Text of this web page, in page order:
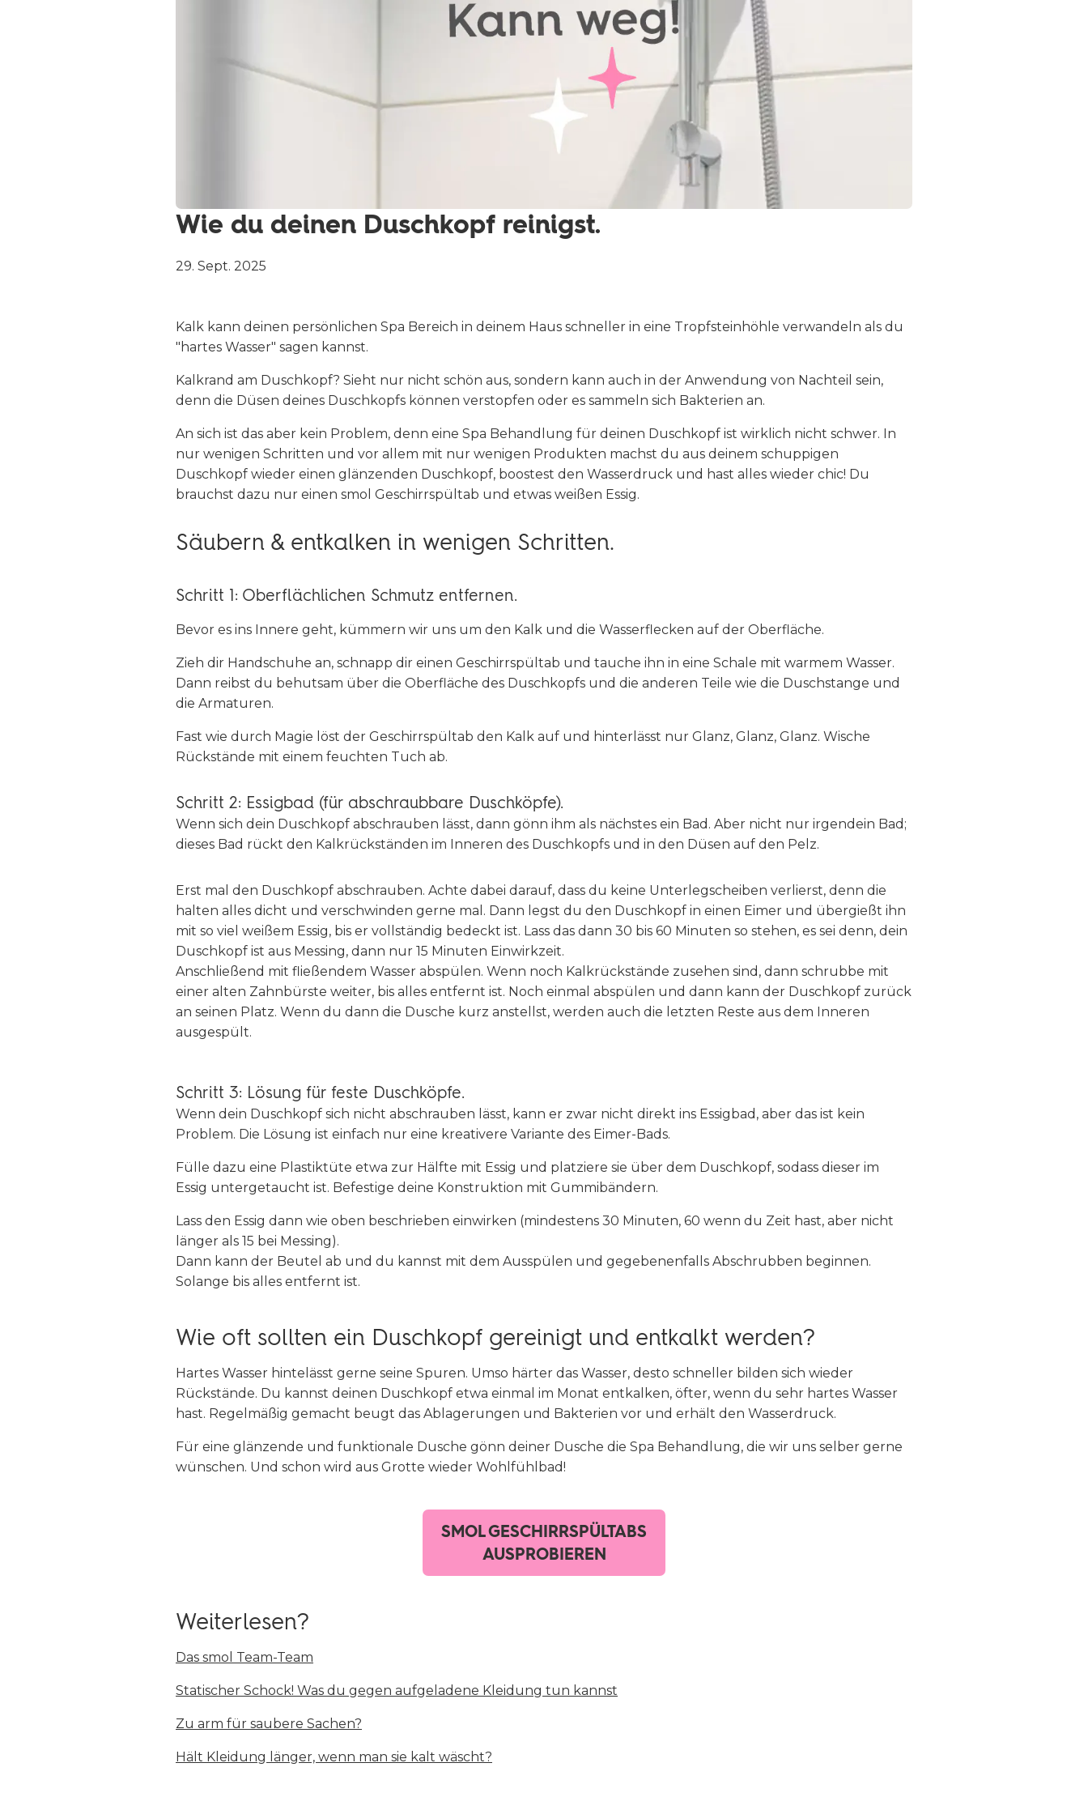
Wie du deinen Duschkopf reinigst.
29. Sept. 2025
Kalk kann deinen persönlichen Spa Bereich in deinem Haus schneller in eine Tropfsteinhöhle verwandeln als du
"hartes Wasser" sagen kannst.
Kalkrand am Duschkopf? Sieht nur nicht schön aus, sondern kann auch in der Anwendung von Nachteil sein,
denn die Düsen deines Duschkopfs können verstopfen oder es sammeln sich Bakterien an.
An sich ist das aber kein Problem, denn eine Spa Behandlung für deinen Duschkopf ist wirklich nicht schwer. In
nur wenigen Schritten und vor allem mit nur wenigen Produkten machst du aus deinem schuppigen
Duschkopf wieder einen glänzenden Duschkopf, boostest den Wasserdruck und hast alles wieder chic! Du
brauchst dazu nur einen smol Geschirrspültab und etwas weißen Essig.
Säubern & entkalken in wenigen Schritten.
Schritt 1: Oberflächlichen Schmutz entfernen.
Bevor es ins Innere geht, kümmern wir uns um den Kalk und die Wasserflecken auf der Oberfläche.
Zieh dir Handschuhe an, schnapp dir einen Geschirrspültab und tauche ihn in eine Schale mit warmem Wasser.
Dann reibst du behutsam über die Oberfläche des Duschkopfs und die anderen Teile wie die Duschstange und
die Armaturen.
Fast wie durch Magie löst der Geschirrspültab den Kalk auf und hinterlässt nur Glanz, Glanz, Glanz. Wische
Rückstände mit einem feuchten Tuch ab.
Schritt 2: Essigbad (für abschraubbare Duschköpfe).
Wenn sich dein Duschkopf abschrauben lässt, dann gönn ihm als nächstes ein Bad. Aber nicht nur irgendein Bad;
dieses Bad rückt den Kalkrückständen im Inneren des Duschkopfs und in den Düsen auf den Pelz.
Erst mal den Duschkopf abschrauben. Achte dabei darauf, dass du keine Unterlegscheiben verlierst, denn die
halten alles dicht und verschwinden gerne mal. Dann legst du den Duschkopf in einen Eimer und übergießt ihn
mit so viel weißem Essig, bis er vollständig bedeckt ist. Lass das dann 30 bis 60 Minuten so stehen, es sei denn, dein
Duschkopf ist aus Messing, dann nur 15 Minuten Einwirkzeit.
Anschließend mit fließendem Wasser abspülen. Wenn noch Kalkrückstände zusehen sind, dann schrubbe mit
einer alten Zahnbürste weiter, bis alles entfernt ist. Noch einmal abspülen und dann kann der Duschkopf zurück
an seinen Platz. Wenn du dann die Dusche kurz anstellst, werden auch die letzten Reste aus dem Inneren
ausgespült.
Schritt 3: Lösung für feste Duschköpfe.
Wenn dein Duschkopf sich nicht abschrauben lässt, kann er zwar nicht direkt ins Essigbad, aber das ist kein
Problem. Die Lösung ist einfach nur eine kreativere Variante des Eimer-Bads.
Fülle dazu eine Plastiktüte etwa zur Hälfte mit Essig und platziere sie über dem Duschkopf, sodass dieser im
Essig untergetaucht ist. Befestige deine Konstruktion mit Gummibändern.
Lass den Essig dann wie oben beschrieben einwirken (mindestens 30 Minuten, 60 wenn du Zeit hast, aber nicht
länger als 15 bei Messing).
Dann kann der Beutel ab und du kannst mit dem Ausspülen und gegebenenfalls Abschrubben beginnen.
Solange bis alles entfernt ist.
Wie oft sollten ein Duschkopf gereinigt und entkalkt werden?
Hartes Wasser hintelässt gerne seine Spuren. Umso härter das Wasser, desto schneller bilden sich wieder
Rückstände. Du kannst deinen Duschkopf etwa einmal im Monat entkalken, öfter, wenn du sehr hartes Wasser
hast. Regelmäßig gemacht beugt das Ablagerungen und Bakterien vor und erhält den Wasserdruck.
Für eine glänzende und funktionale Dusche gönn deiner Dusche die Spa Behandlung, die wir uns selber gerne
wünschen. Und schon wird aus Grotte wieder Wohlfühlbad!
SMOL GESCHIRRSPÜLTABS
AUSPROBIEREN
Weiterlesen?
Das smol Team-Team
Statischer Schock! Was du gegen aufgeladene Kleidung tun kannst
Zu arm für saubere Sachen?
Hält Kleidung länger, wenn man sie kalt wäscht?